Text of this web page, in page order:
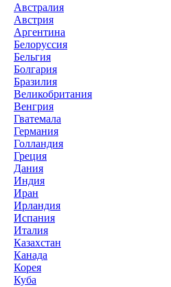
Австралия
Австрия
Аргентина
Белоруссия
Бельгия
Болгария
Бразилия
Великобритания
Венгрия
Гватемала
Германия
Голландия
Греция
Дания
Индия
Иран
Ирландия
Испания
Италия
Казахстан
Канада
Корея
Куба